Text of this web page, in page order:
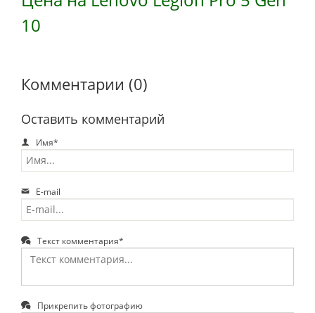
10
Комментарии (0)
Оставить комментарий
Имя*
E-mail
Текст комментария*
Прикрепить фотографию